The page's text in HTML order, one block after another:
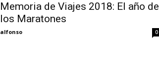
Memoria de Viajes 2018: El año de
los Maratones
alfonso 0